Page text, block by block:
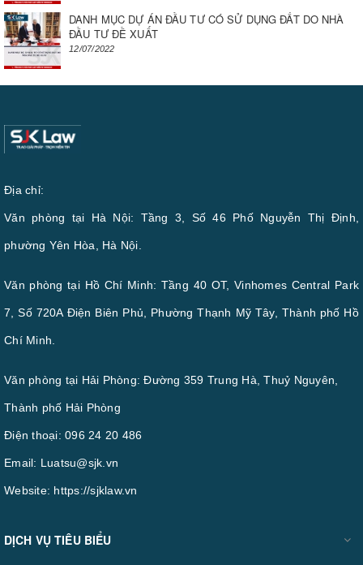
DANH MỤC DỰ ÁN ĐẦU TƯ CÓ SỬ DỤNG ĐẤT DO NHÀ
ĐẦU TƯ ĐỀ XUẤT
12/07/2022
Địa chỉ:
Văn phòng tại Hà Nội: Tầng 3, Số 46 Phố Nguyễn Thị Định,
phường Yên Hòa, Hà Nội.
Văn phòng tại Hồ Chí Minh: Tầng 40 OT, Vinhomes Central Park
7, Số 720A Điện Biên Phủ, Phường Thạnh Mỹ Tây, Thành phố Hồ
Chí Minh.
Văn phòng tại Hải Phòng: Đường 359 Trung Hà, Thuỷ Nguyên,
Thành phố Hải Phòng
Điện thoại: 096 24 20 486
Email: Luatsu@sjk.vn
Website: https://sjklaw.vn
DỊCH VỤ TIÊU BIỂU